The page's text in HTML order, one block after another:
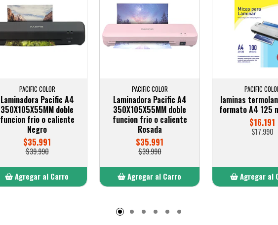
PACIFIC COLOR
Laminadora Pacific A4
350X105X55MM doble
funcion frio o caliente
Negro
$35.991
$39.990
Agregar al Carro
PACIFIC COLOR
Laminadora Pacific A4
350X105X55MM doble
funcion frio o caliente
Rosada
$35.991
$39.990
Agregar al Carro
PACIFIC
laminas
formato A4 125
$16.191
$17.990
Agregar al